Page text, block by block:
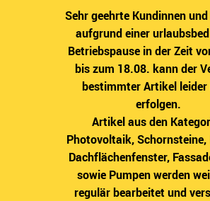
Sehr geehrte Kundinnen
aufgrund einer
Betriebspause in der Zeit
bis zum 18.08. kann der
bestimmter Artikel
erfolgen.
Artikel aus den
Photovoltaik, Schornsteine,
Dachflächenfenster,
sowie Pumpen werden
regulär bearbeitet und